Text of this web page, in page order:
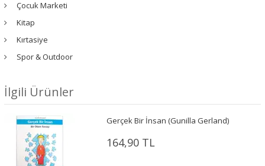
Çocuk Marketi
Kitap
Kırtasiye
Spor & Outdoor
İlgili Ürünler
Gerçek Bir İnsan (Gunilla Gerland)
164,90 TL